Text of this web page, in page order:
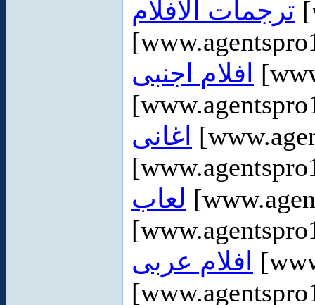
ترجمات الأفلام
افلام اجنبى
اغانى
لعاب
افلام عربى